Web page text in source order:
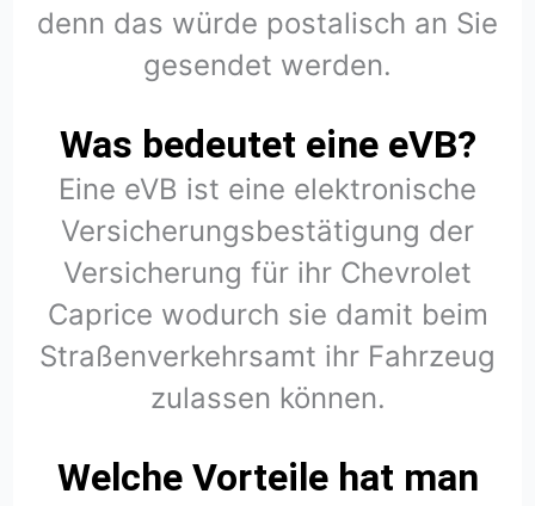
denn das würde postalisch an Sie
gesendet werden.
Was bedeutet eine eVB?
Eine eVB ist eine elektronische
Versicherungsbestätigung der
Versicherung für ihr Chevrolet
Caprice wodurch sie damit beim
Straßenverkehrsamt ihr Fahrzeug
zulassen können.
Welche Vorteile hat man